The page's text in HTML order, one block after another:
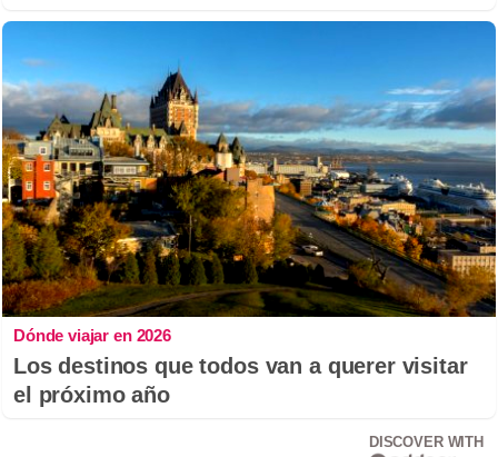
Dónde viajar en 2026
Los destinos que todos van a querer visitar
el próximo año
DISCOVER WITH